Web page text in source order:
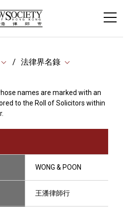
法律界名錄
names are marked with an
to the Roll of Solicitors within
WONG & POON
王潘律師行